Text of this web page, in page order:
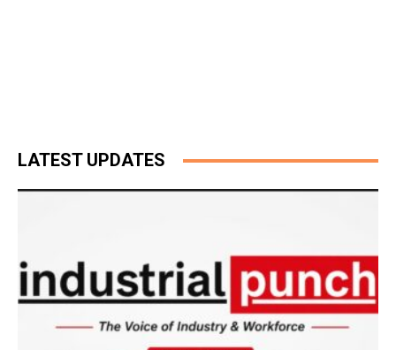
LATEST UPDATES